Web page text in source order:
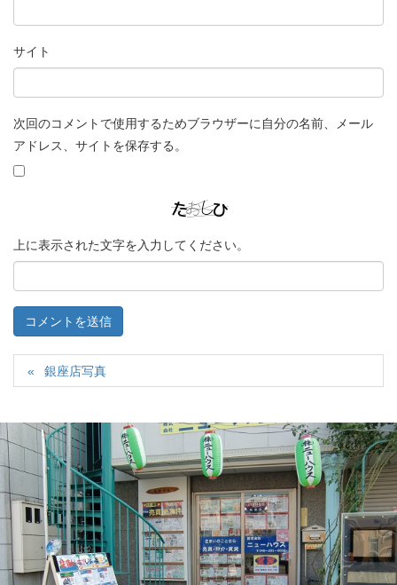
サイト
次回のコメントで使用するためブラウザーに自分の名前、メール
アドレス、サイトを保存する。
上に表示された文字を入力してください。
銀座店写真